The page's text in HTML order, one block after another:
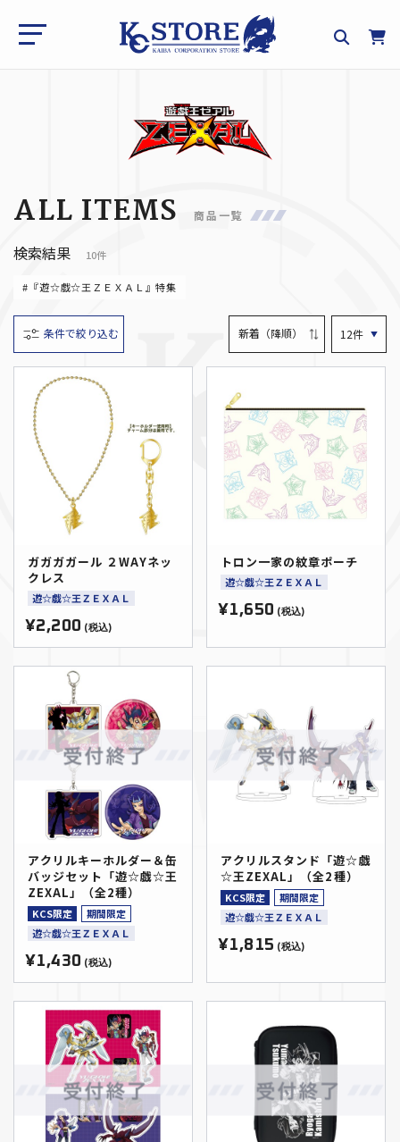
ALL ITEMS 商品一覧
検索結果 10件
#『遊☆戯☆王ＺＥＸＡＬ』特集
条件で絞り込む
ガガガガール ２WAYネッ
クレス
遊☆戯☆王ＺＥＸＡＬ
¥2,200 (税込)
トロン一家の紋章ポーチ
遊☆戯☆王ＺＥＸＡＬ
¥1,650 (税込)
アクリルキーホルダー＆缶
バッジセット「遊☆戯☆王
ZEXAL」（全2種）
KCS限定
期間限定
遊☆戯☆王ＺＥＸＡＬ
¥1,430 (税込)
アクリルスタンド「遊☆戯
☆王ZEXAL」（全2種）
KCS限定
期間限定
遊☆戯☆王ＺＥＸＡＬ
¥1,815 (税込)